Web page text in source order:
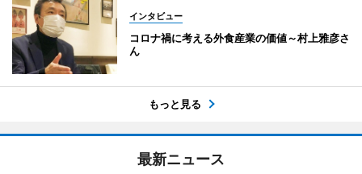
インタビュー
コロナ禍に考える外食産業の価値～村上雅彦さ
ん
もっと見る
最新ニュース